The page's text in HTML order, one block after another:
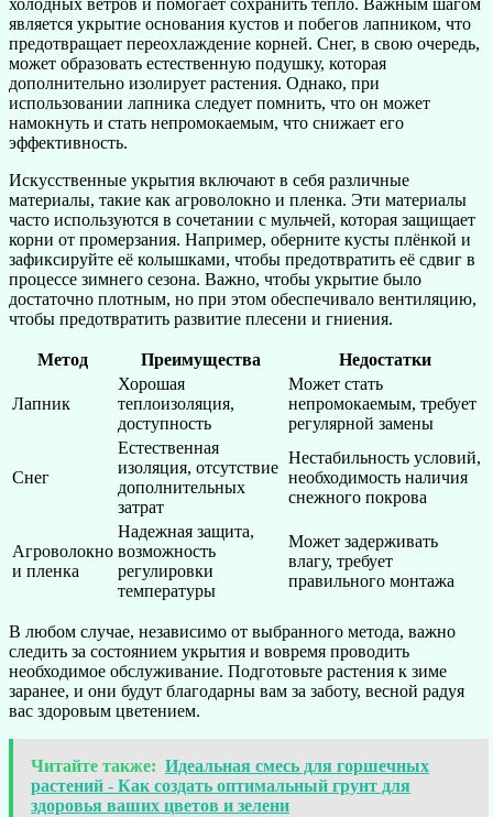
является укрытие основания кустов и побегов лапником, что
предотвращает переохлаждение корней. Снег, в свою очередь,
может образовать естественную подушку, которая
дополнительно изолирует растения. Однако, при
использовании лапника следует помнить, что он может
намокнуть и стать непромокаемым, что снижает его
эффективность.
Искусственные укрытия включают в себя различные
материалы, такие как агроволокно и пленка. Эти материалы
часто используются в сочетании с мульчей, которая защищает
корни от промерзания. Например, оберните кусты плёнкой и
зафиксируйте её колышками, чтобы предотвратить её сдвиг в
процессе зимнего сезона. Важно, чтобы укрытие было
достаточно плотным, но при этом обеспечивало вентиляцию,
чтобы предотвратить развитие плесени и гниения.
Метод Преимущества Недостатки
Лапник
Хорошая
теплоизоляция,
доступность
Может стать
непромокаемым, требует
регулярной замены
Снег
Естественная
изоляция, отсутствие
дополнительных
затрат
Нестабильность условий,
необходимость наличия
снежного покрова
Агроволокно
и пленка
Надежная защита,
возможность
регулировки
температуры
Может задерживать
влагу, требует
правильного монтажа
В любом случае, независимо от выбранного метода, важно
следить за состоянием укрытия и вовремя проводить
необходимое обслуживание. Подготовьте растения к зиме
заранее, и они будут благодарны вам за заботу, весной радуя
вас здоровым цветением.
Читайте также: Идеальная смесь для горшечных
растений - Как создать оптимальный грунт для
здоровья ваших цветов и зелени